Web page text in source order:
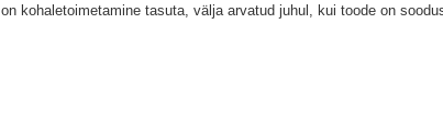
on kohaletoimetamine tasuta, välja arvatud juhul, kui toode on